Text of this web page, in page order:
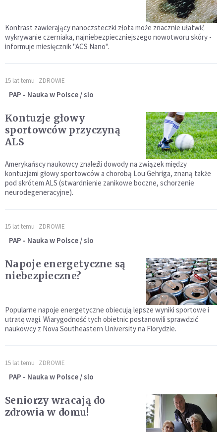
Kontrast zawierający nanoczsteczki złota może znacznie ułatwić
wykrywanie czerniaka, najniebezpieczniejszego nowotworu skóry -
informuje miesięcznik "ACS Nano".
15 lat temu ZDROWIE
PAP - Nauka w Polsce / slo
Kontuzje głowy
sportowców przyczyną
ALS
Amerykańscy naukowcy znaleźli dowody na związek między
kontuzjami głowy sportowców a chorobą Lou Gehriga, znaną także
pod skrótem ALS (stwardnienie zanikowe boczne, schorzenie
neurodegeneracyjne).
15 lat temu ZDROWIE
PAP - Nauka w Polsce / slo
Napoje energetyczne są
niebezpieczne?
Popularne napoje energetyczne obiecują lepsze wyniki sportowe i
utratę wagi. Wiarygodność tych obietnic postanowili sprawdzić
naukowcy z Nova Southeastern University na Florydzie.
15 lat temu ZDROWIE
PAP - Nauka w Polsce / slo
Seniorzy wracają do
zdrowia w domu!